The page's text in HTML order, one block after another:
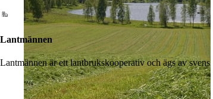
Lantmännen
Lantmännen är ett lantbrukskooperativ och ägs av